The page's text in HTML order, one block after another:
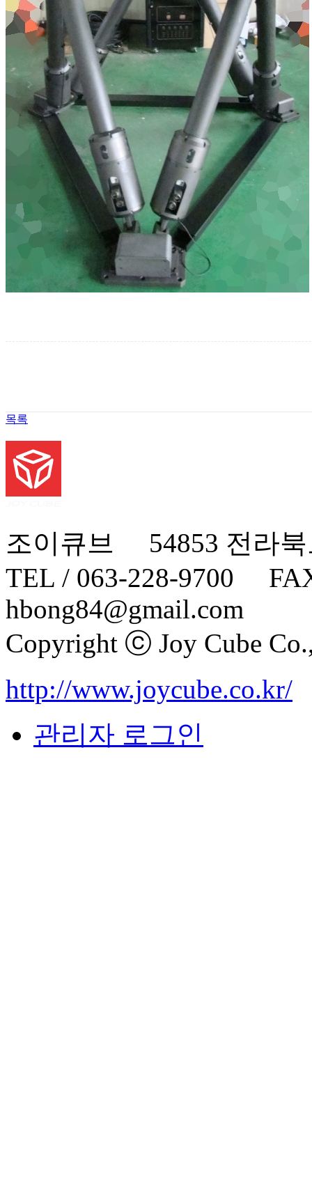
목록
조이큐브 54853 전라북
TEL / 063-228-9700
hbong84@gmail.com
Copyright ⓒ Joy Cube
http://www.joycube.co.kr/
관리자 로그인